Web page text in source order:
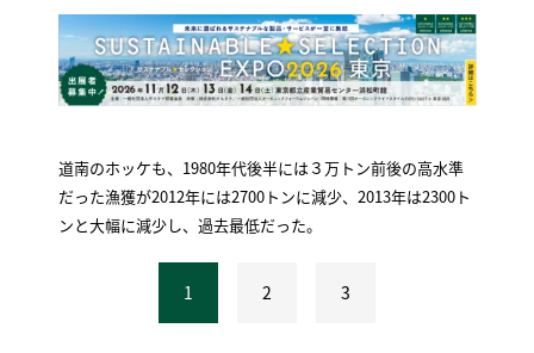
道南のホッケも、1980年代後半には３万トン前後の高水準
だった漁獲が2012年には2700トンに減少、2013年は2300ト
ンと大幅に減少し、過去最低だった。
1 2 3